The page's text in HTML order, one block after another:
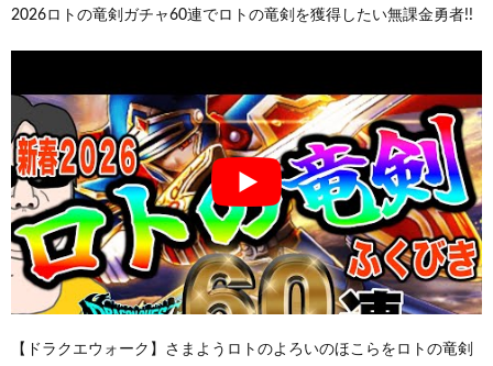
2026ロトの竜剣ガチャ60連でロトの竜剣を獲得したい無課金勇者!!
【ドラクエウォーク】さまようロトのよろいのほこらをロトの竜剣